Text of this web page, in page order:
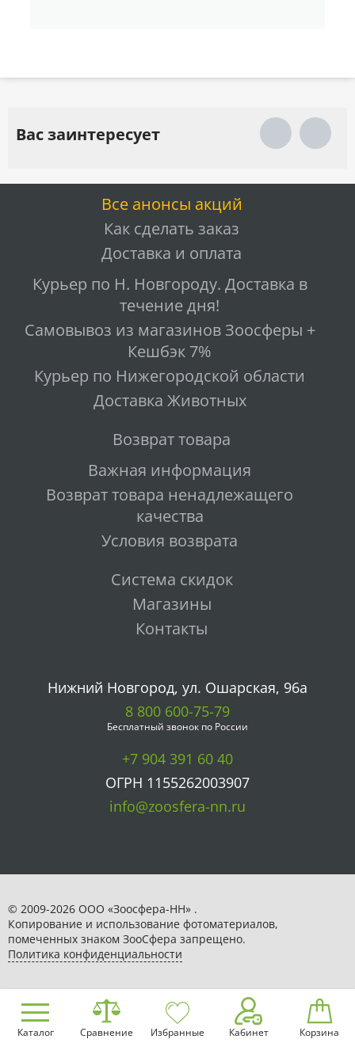
Вас заинтересует
Все анонсы акций
Как сделать заказ
Доставка и оплата
Курьер по Н. Новгороду. Доставка в
течение дня!
Самовывоз из магазинов Зоосферы +
Кешбэк 7%
Курьер по Нижегородской области
Доставка Животных
Возврат товара
Важная информация
Возврат товара ненадлежащего
качества
Условия возврата
Система скидок
Магазины
Контакты
Нижний Новгород, ул. Ошарская, 96а
8 800 600-75-79
Бесплатный звонок по России
+7 904 391 60 40
ОГРН 1155262003907
info@zoosfera-nn.ru
© 2009-2026 ООО «Зоосфера-НН» .
Копирование и использование фотоматериалов,
помеченных знаком ЗooСфера запрещено.
Политика конфиденциальности
Каталог Сравнение Избранные Кабинет Корзина